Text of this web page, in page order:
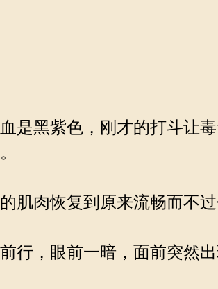
黑紫色，刚才的打斗让
肉恢复到原来流畅而不过
，眼前一暗，面前突然出